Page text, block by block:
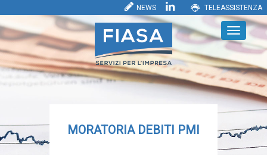
NEWS TELEASSISTENZA
MORATORIA DEBITI PMI